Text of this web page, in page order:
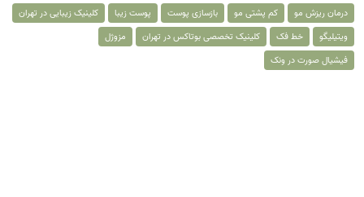
درمان ریزش مو کم پشتی مو بازسازی پوست پوست زیبا
کلینیک زیبایی در تهران
ویتیلیگو
خط فک کلینیک تخصصی بوتاکس در تهران
مزوژل
فیشیال صورت در ونک